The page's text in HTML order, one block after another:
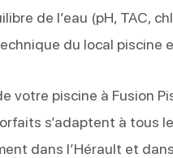
de l’eau (pH, TAC,
du local piscine
votre piscine à Fusion
s’adaptent à tous
dans l’Hérault et